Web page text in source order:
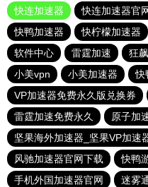
快连加速器
快连加速器官
快鸭加速器
快柠檬加速器
软件中心
雷霆加速 狂
小美vpn
小美加速器
快
VP加速器免费永久版兑换券
雷霆加速免费永久
原子加
坚果海外加速器_坚果VP加速
风驰加速器官网下载
快鸭
手机外国加速器官网
迷雾